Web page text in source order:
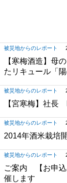
被災地からのレポート
【寒梅酒造】母
たリキュール「
被災地からのレポート
【宮寒梅】社長
被災地からのレポート
2014年酒米栽培
被災地からのレポート
ご案内 【お申込
催します